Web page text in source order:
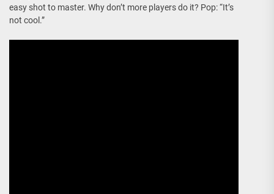
easy shot to master. Why don’t more players do it? Pop: “It’s
not cool.”